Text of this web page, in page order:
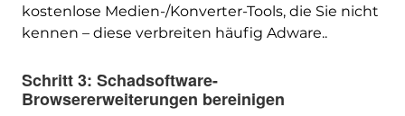
kostenlose Medien-/Konverter-Tools, die Sie nicht
kennen – diese verbreiten häufig Adware..
Schritt 3: Schadsoftware-
Browsererweiterungen bereinigen